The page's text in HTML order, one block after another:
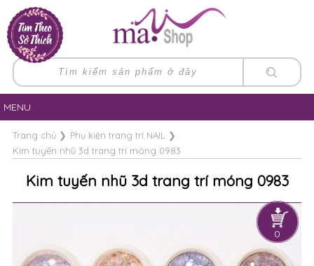
0
MENU
Trang chủ❯ Phụ kiện trang trí NAIL
❯
Kim tuyến nhũ 3d trang trí móng 0983
Kim tuyến nhũ 3d trang trí móng 0983